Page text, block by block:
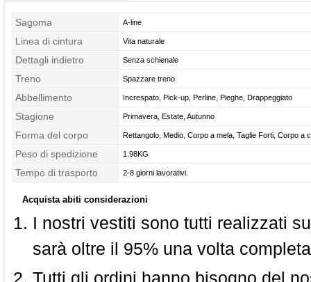
Sagoma A-line
Linea di cintura Vita naturale
Dettagli indietro Senza schienale
Treno Spazzare treno
Abbellimento Increspato, Pick-up, Perline, Pieghe, Drappeggiato
Stagione Primavera, Estate, Autunno
Forma del corpo Rettangolo, Medio, Corpo a mela, Taglie Forti, Corpo a
Peso di spedizione 1.98KG
Tempo di trasporto 2-8 giorni lavorativi.
Acquista abiti considerazioni
I nostri vestiti sono tutti realizzati
sarà oltre il 95% una volta
Tutti gli ordini hanno bisogno del